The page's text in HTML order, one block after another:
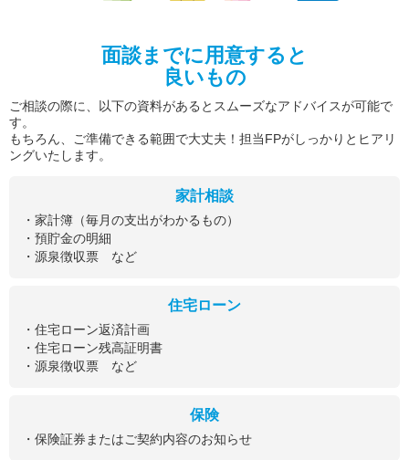
面談までに用意すると
良いもの
ご相談の際に、以下の資料があるとスムーズなアドバイスが可能で
す。
もちろん、ご準備できる範囲で大丈夫！担当FPがしっかりとヒアリ
ングいたします。
家計相談
・家計簿（毎月の支出がわかるもの）
・預貯金の明細
・源泉徴収票 など
住宅ローン
・住宅ローン返済計画
・住宅ローン残高証明書
・源泉徴収票 など
保険
・保険証券またはご契約内容のお知らせ